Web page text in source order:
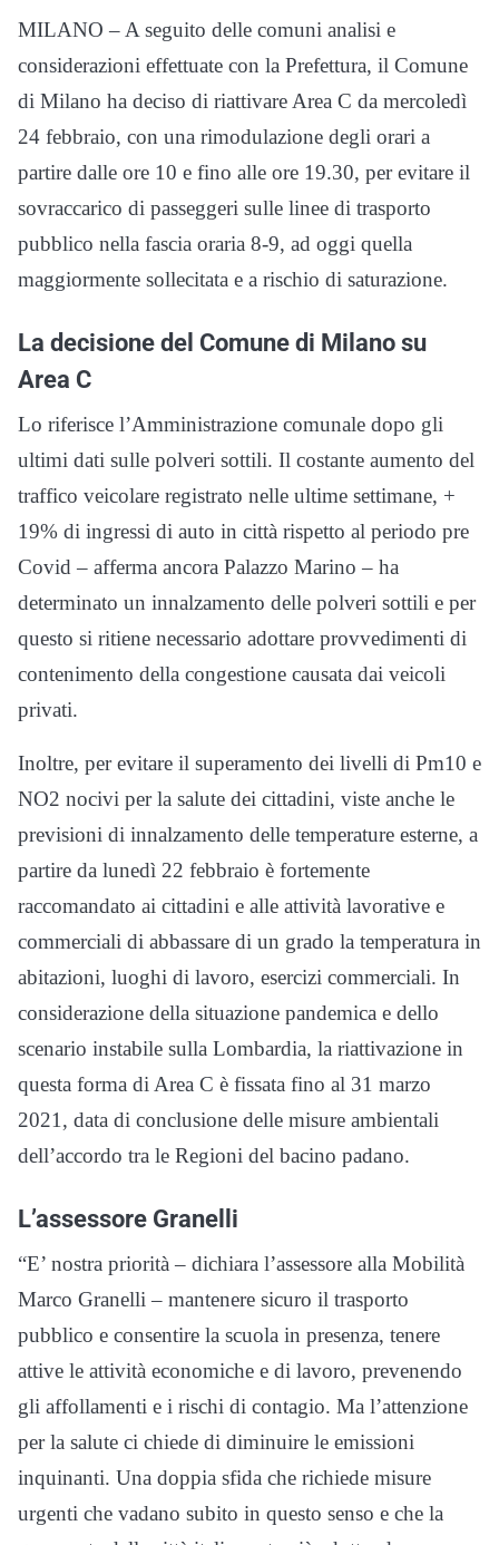
MILANO – A seguito delle comuni analisi e
considerazioni effettuate con la Prefettura, il Comune
di Milano ha deciso di riattivare Area C da mercoledì
24 febbraio, con una rimodulazione degli orari a
partire dalle ore 10 e fino alle ore 19.30, per evitare il
sovraccarico di passeggeri sulle linee di trasporto
pubblico nella fascia oraria 8-9, ad oggi quella
maggiormente sollecitata e a rischio di saturazione.
La decisione del Comune di Milano su
Area C
Lo riferisce l’Amministrazione comunale dopo gli
ultimi dati sulle polveri sottili. Il costante aumento del
traffico veicolare registrato nelle ultime settimane, +
19% di ingressi di auto in città rispetto al periodo pre
Covid – afferma ancora Palazzo Marino – ha
determinato un innalzamento delle polveri sottili e per
questo si ritiene necessario adottare provvedimenti di
contenimento della congestione causata dai veicoli
privati.
Inoltre, per evitare il superamento dei livelli di Pm10 e
NO2 nocivi per la salute dei cittadini, viste anche le
previsioni di innalzamento delle temperature esterne, a
partire da lunedì 22 febbraio è fortemente
raccomandato ai cittadini e alle attività lavorative e
commerciali di abbassare di un grado la temperatura in
abitazioni, luoghi di lavoro, esercizi commerciali. In
considerazione della situazione pandemica e dello
scenario instabile sulla Lombardia, la riattivazione in
questa forma di Area C è fissata fino al 31 marzo
2021, data di conclusione delle misure ambientali
dell’accordo tra le Regioni del bacino padano.
L’assessore Granelli
“E’ nostra priorità – dichiara l’assessore alla Mobilità
Marco Granelli – mantenere sicuro il trasporto
pubblico e consentire la scuola in presenza, tenere
attive le attività economiche e di lavoro, prevenendo
gli affollamenti e i rischi di contagio. Ma l’attenzione
per la salute ci chiede di diminuire le emissioni
inquinanti. Una doppia sfida che richiede misure
urgenti che vadano subito in questo senso e che la